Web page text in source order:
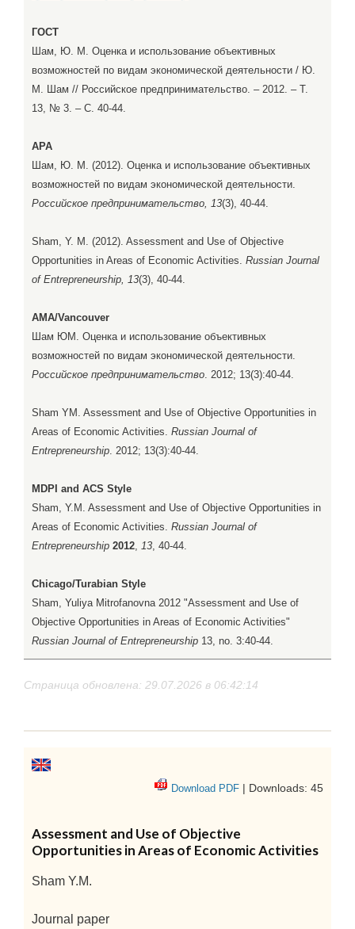
ГОСТ
Шам, Ю. М. Оценка и использование объективных
возможностей по видам экономической деятельности / Ю.
М. Шам // Российское предпринимательство. – 2012. – Т.
13, № 3. – С. 40-44.
APA
Шам, Ю. М. (2012). Оценка и использование объективных
возможностей по видам экономической деятельности.
Российское предпринимательство, 13(3), 40-44.
Sham, Y. M. (2012). Assessment and Use of Objective
Opportunities in Areas of Economic Activities. Russian Journal
of Entrepreneurship, 13(3), 40-44.
AMA/Vancouver
Шам ЮМ. Оценка и использование объективных
возможностей по видам экономической деятельности.
Российское предпринимательство. 2012; 13(3):40-44.
Sham YM. Assessment and Use of Objective Opportunities in
Areas of Economic Activities. Russian Journal of
Entrepreneurship. 2012; 13(3):40-44.
MDPI and ACS Style
Sham, Y.M. Assessment and Use of Objective Opportunities in
Areas of Economic Activities. Russian Journal of
Entrepreneurship 2012, 13, 40-44.
Chicago/Turabian Style
Sham, Yuliya Mitrofanovna 2012 "Assessment and Use of
Objective Opportunities in Areas of Economic Activities"
Russian Journal of Entrepreneurship 13, no. 3:40-44.
Страница обновлена: 29.07.2026 в 06:42:14
Download PDF | Downloads: 45
Assessment and Use of Objective
Opportunities in Areas of Economic Activities
Sham Y.M.
Journal paper